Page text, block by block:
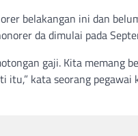
belakangan ini dan
da dimulai pada
gaji. Kita memang
kata seorang